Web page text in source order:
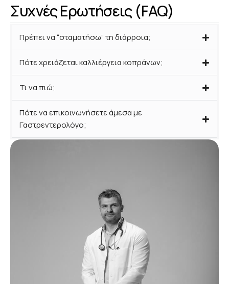
Συχνές Ερωτήσεις (FAQ)
Πρέπει να “σταματήσω” τη διάρροια;
Πότε χρειάζεται καλλιέργεια κοπράνων;
Τι να πιώ;
Πότε να επικοινωνήσετε άμεσα με
Γαστρεντερολόγο;